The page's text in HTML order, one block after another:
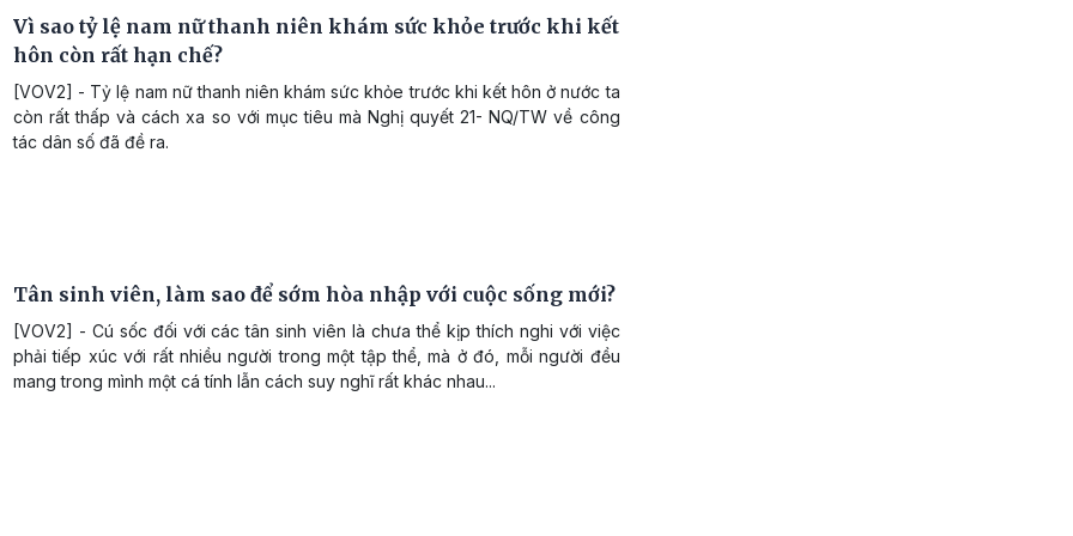
Vì sao tỷ lệ nam nữ thanh niên khám sức khỏe trước khi kết
hôn còn rất hạn chế?
[VOV2] - Tỷ lệ nam nữ thanh niên khám sức khỏe trước khi kết hôn ở nước ta
còn rất thấp và cách xa so với mục tiêu mà Nghị quyết 21- NQ/TW về công
tác dân số đã đề ra.
Tân sinh viên, làm sao để sớm hòa nhập với cuộc sống mới?
[VOV2] - Cú sốc đối với các tân sinh viên là chưa thể kịp thích nghi với việc
phải tiếp xúc với rất nhiều người trong một tập thể, mà ở đó, mỗi người đều
mang trong mình một cá tính lẫn cách suy nghĩ rất khác nhau...